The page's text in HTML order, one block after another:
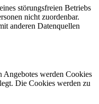
störungsfreien Betriebs
nicht zuordenbar.
anderen Datenquellen
Angebotes werden Cookies
Die Cookies werden zu